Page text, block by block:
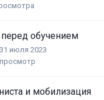
обучением
31 июля 2023
просмотр
и мобилизация